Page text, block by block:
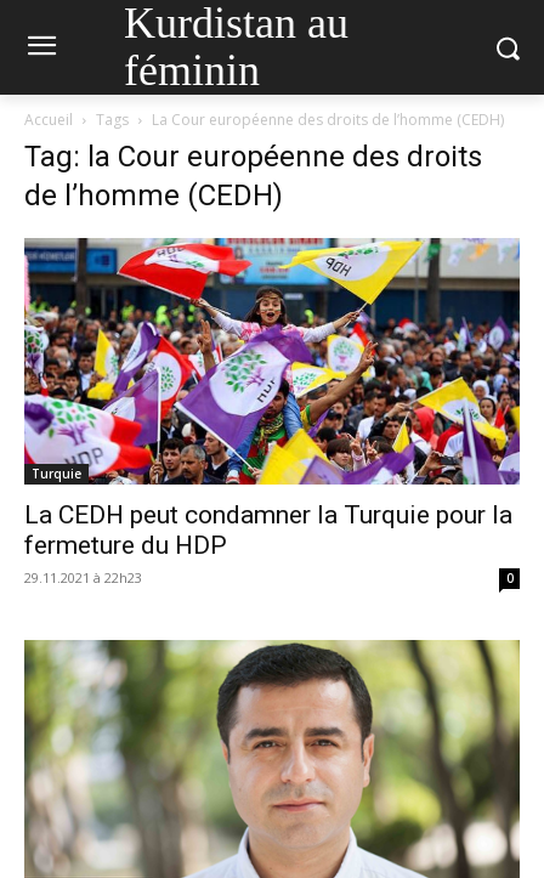
Kurdistan au
féminin
Accueil Tags La Cour européenne des droits de l’homme (CEDH)
Tag: la Cour européenne des droits
de l’homme (CEDH)
Turquie
La CEDH peut condamner la Turquie pour la
fermeture du HDP
29.11.2021 à 22h23 0